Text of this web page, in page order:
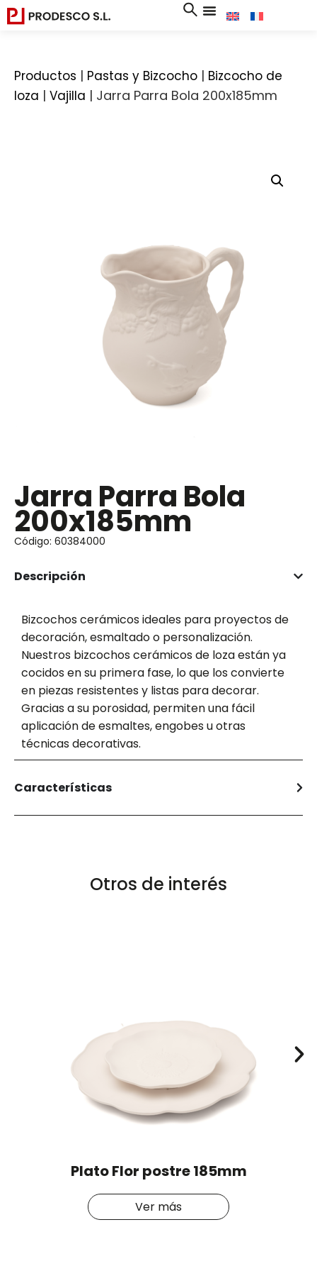
Productos | Pastas y Bizcocho | Bizcocho de
loza | Vajilla | Jarra Parra Bola 200x185mm
Jarra Parra Bola
200x185mm
Código: 60384000
Descripción
Bizcochos cerámicos ideales para proyectos de
decoración, esmaltado o personalización.
Nuestros bizcochos cerámicos de loza están ya
cocidos en su primera fase, lo que los convierte
en piezas resistentes y listas para decorar.
Gracias a su porosidad, permiten una fácil
aplicación de esmaltes, engobes u otras
técnicas decorativas.
Características
Otros de interés
Plato Flor postre 185mm
Ver más